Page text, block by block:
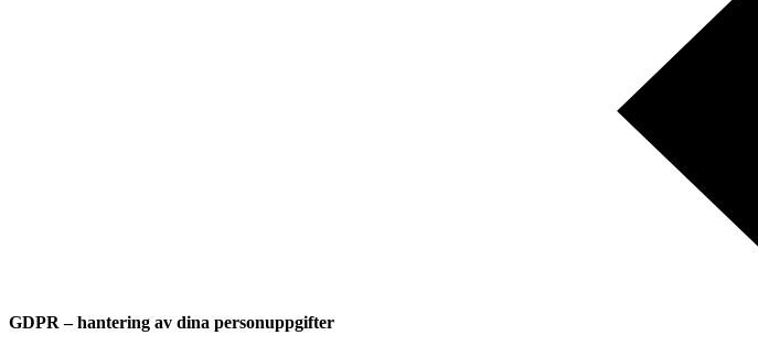
GDPR – hantering av dina personuppgifter